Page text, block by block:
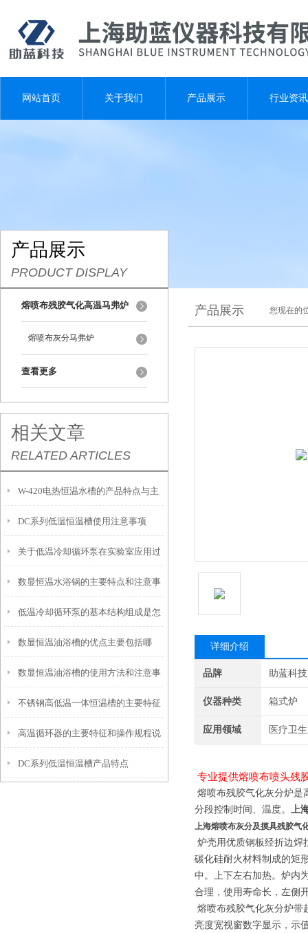
网站首页 关于我们 产品展示 行业资讯
产品展示
PRODUCT DISPLAY
熔喷布残胶气化高温马弗炉
熔喷布灰分马弗炉
查看更多
相关文章
RELATED ARTICLES
W-420电热恒温水槽的产品特点与主
要特征概述
DC系列低温恒温槽使用注意事项
关于低温冷却循环泵在实验室应用过
程中的几个要点
数显恒温水浴锅的主要特点和注意事
项
低温冷却循环泵的基本结构组成是怎
样的？
数显恒温油浴槽的优点主要包括哪
些？
数显恒温油浴槽的使用方法和注意事
项
不锈钢高低温一体恒温槽的主要特征
和使用要点说明
高温循环器的主要特征和操作规程说
明
DC系列低温恒温槽产品特点
产品展示 您现在的
详细介绍
品牌 助蓝科技
仪器种类 箱式炉
应用领域 医疗卫
专业提供熔喷布喷头残
熔喷布残胶气化灰分炉是
分段控制时间、温度。 上
上海熔喷布灰分及摸具残胶气
炉壳用优质钢板经折边焊
碳化硅耐火材料制成的矩
中。上下左右加热。炉内
合理，使用寿命长，左侧
熔喷布残胶气化灰分炉带
亮度宽视窗数字显示，示